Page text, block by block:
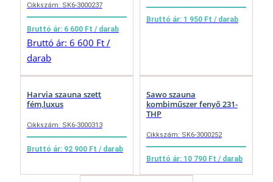
Cikkszám: SK6-3000237
Bruttó ár: 6 600 Ft / darab
Bruttó ár: 6 600 Ft /
darab
Bruttó ár: 1 950 Ft / darab
Harvia szauna szett
fém,luxus
Cikkszám: SK6-3000313
Bruttó ár: 92 900 Ft / darab
Sawo szauna
kombiműszer fenyő 231-
THP
Cikkszám: SK6-3000252
Bruttó ár: 10 790 Ft / darab